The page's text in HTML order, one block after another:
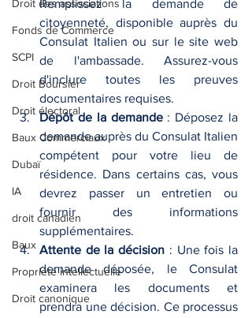
Droit des associations
Fonds de Commerce
SCPI
Droit Boursier
Droit électoral
Baux Commerciaux
Dubaï
IA
droit canadien
Baux
Propriété intellectuelle
Droit canonique
Remplissez la demande de
citoyenneté, disponible auprès du
Consulat Italien ou sur le site web
de l'ambassade. Assurez-vous
d'inclure toutes les preuves
documentaires requises.
Dépôt de la demande : Déposez la
demande auprès du Consulat Italien
compétent pour votre lieu de
résidence. Dans certains cas, vous
devrez passer un entretien ou
fournir des informations
supplémentaires.
Attente de la décision : Une fois la
demande déposée, le Consulat
examinera les documents et
prendra une décision. Ce processus